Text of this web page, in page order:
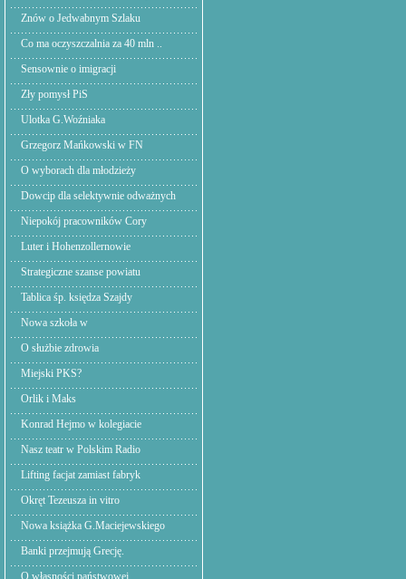
Znów o Jedwabnym Szlaku
Co ma oczyszczalnia za 40 mln ..
Sensownie o imigracji
Zły pomysł PiS
Ulotka G.Woźniaka
Grzegorz Mańkowski w FN
O wyborach dla młodzieży
Dowcip dla selektywnie odważnych
Niepokój pracowników Cory
Luter i Hohenzollernowie
Strategiczne szanse powiatu
Tablica śp. księdza Szajdy
Nowa szkoła w
O służbie zdrowia
Miejski PKS?
Orlik i Maks
Konrad Hejmo w kolegiacie
Nasz teatr w Polskim Radio
Lifting facjat zamiast fabryk
Okręt Tezeusza in vitro
Nowa książka G.Maciejewskiego
Banki przejmują Grecję.
O własności państwowej